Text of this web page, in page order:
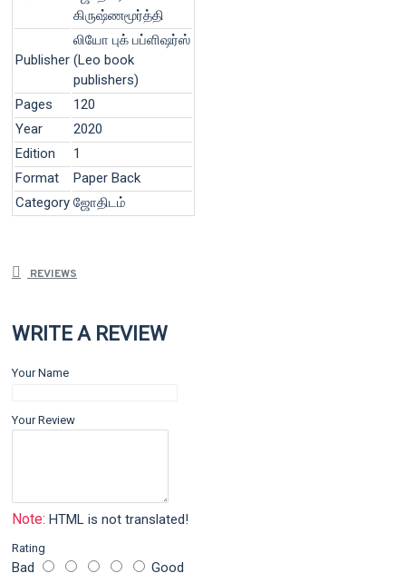
கிருஷ்ணமூர்த்தி
Publisher
லியோ புக் பப்ளிஷர்ஸ்
(Leo book
publishers)
Pages
120
Year
2020
Edition
1
Format
Paper Back
Category ஜோதிடம்
REVIEWS
WRITE A REVIEW
Your Name
Your Review
Note: HTML is not translated!
Rating
Bad Good